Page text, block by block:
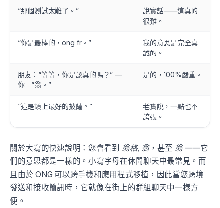
“那個測試太難了。”
說實話——這真的
很難。
“你是最棒的，ong fr。”
我的意思是完全真
誠的。
朋友：“等等，你是認真的嗎？” —
你：“翁。”
是的，100%嚴重。
“這是鎮上最好的披薩。”
老實說，一點也不
誇張。
關於大寫的快速說明：您會看到 翁格, 翁，甚至 翁——它
們的意思都是一樣的。小寫字母在休閒聊天中最常見。而
且由於 ONG 可以跨手機和應用程式移植，因此當您跨境
發送和接收簡訊時，它就像在街上的群組聊天中一樣方
便。